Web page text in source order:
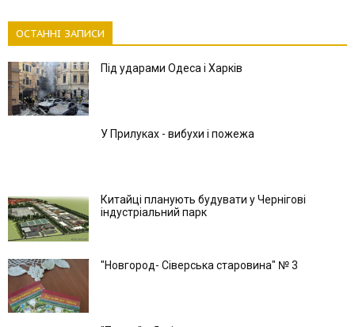
ОСТАННІ ЗАПИСИ
Під ударами Одеса і Харків
У Прилуках - вибухи і пожежа
Китайці планують будувати у Чернігові
індустріальний парк
"Новгород- Сіверська старовина" № 3